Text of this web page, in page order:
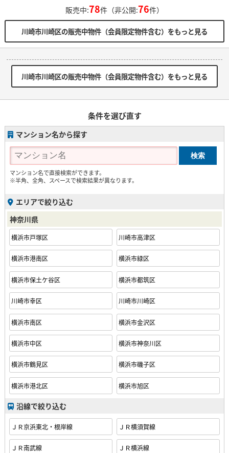
販売中:78件（非公開:76件）
川崎市川崎区の販売中物件（会員限定物件含む）をもっと見る
川崎市川崎区の販売中物件（会員限定物件含む）をもっと見る
条件を選び直す
マンション名から探す
マンション名で直接検索ができます。
※半角、全角、スペースで検索結果が異なります。
エリアで絞り込む
神奈川県
横浜市戸塚区 川崎市高津区
横浜市港南区 横浜市緑区
横浜市保土ケ谷区 横浜市都筑区
川崎市幸区 川崎市川崎区
横浜市南区 横浜市金沢区
横浜市中区 横浜市神奈川区
横浜市鶴見区 横浜市磯子区
横浜市港北区 横浜市旭区
沿線で絞り込む
ＪＲ京浜東北・根岸線 ＪＲ横須賀線
ＪＲ南武線 ＪＲ横浜線